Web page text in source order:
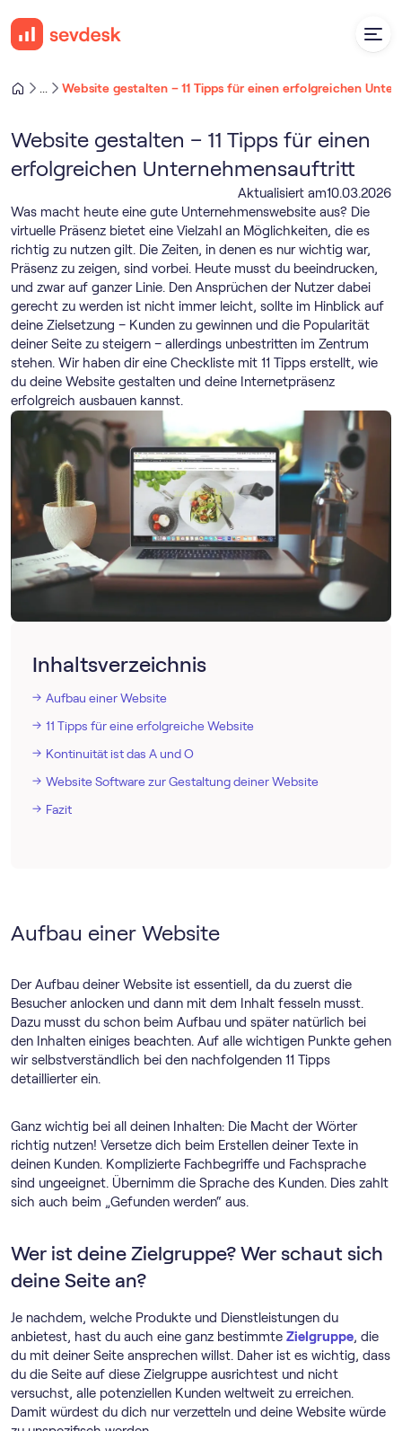
Website gestalten – 11 Tipps für einen erfolgreichen
Website gestalten – 11 Tipps für einen
erfolgreichen Unternehmensauftritt
Aktualisiert am10.03.2026
Was macht heute eine gute Unternehmenswebsite aus? Die
virtuelle Präsenz bietet eine Vielzahl an Möglichkeiten, die es
richtig zu nutzen gilt. Die Zeiten, in denen es nur wichtig war,
Präsenz zu zeigen, sind vorbei. Heute musst du beeindrucken,
und zwar auf ganzer Linie. Den Ansprüchen der Nutzer dabei
gerecht zu werden ist nicht immer leicht, sollte im Hinblick auf
deine Zielsetzung – Kunden zu gewinnen und die Popularität
deiner Seite zu steigern – allerdings unbestritten im Zentrum
stehen. Wir haben dir eine Checkliste mit 11 Tipps erstellt, wie
du deine Website gestalten und deine Internetpräsenz
erfolgreich ausbauen kannst.
Inhaltsverzeichnis
Aufbau einer Website
11 Tipps für eine erfolgreiche Website
Kontinuität ist das A und O
Website Software zur Gestaltung deiner Website
Fazit
Aufbau einer Website
Der Aufbau deiner Website ist essentiell, da du zuerst die
Besucher anlocken und dann mit dem Inhalt fesseln musst.
Dazu musst du schon beim Aufbau und später natürlich bei
den Inhalten einiges beachten. Auf alle wichtigen Punkte gehen
wir selbstverständlich bei den nachfolgenden 11 Tipps
detaillierter ein.
Ganz wichtig bei all deinen Inhalten: Die Macht der Wörter
richtig nutzen! Versetze dich beim Erstellen deiner Texte in
deinen Kunden. Komplizierte Fachbegriffe und Fachsprache
sind ungeeignet. Übernimm die Sprache des Kunden. Dies zahlt
sich auch beim „Gefunden werden“ aus.
Wer ist deine Zielgruppe? Wer schaut sich
deine Seite an?
Je nachdem, welche Produkte und Dienstleistungen du
anbietest, hast du auch eine ganz bestimmte Zielgruppe, die
du mit deiner Seite ansprechen willst. Daher ist es wichtig, dass
du die Seite auf diese Zielgruppe ausrichtest und nicht
versuchst, alle potenziellen Kunden weltweit zu erreichen.
Damit würdest du dich nur verzetteln und deine Website würde